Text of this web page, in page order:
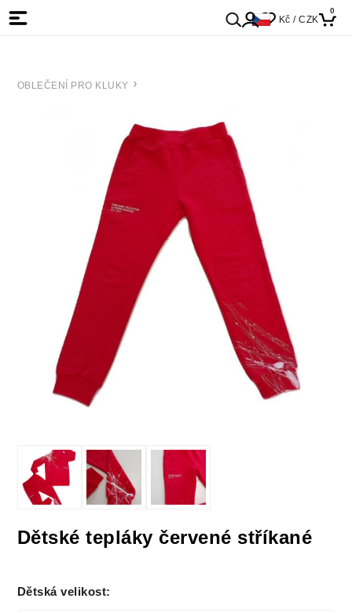
Kč / CZK
0
OBLEČENÍ PRO KLUKY
Dětské tepláky červené stříkané
Dětská velikost: